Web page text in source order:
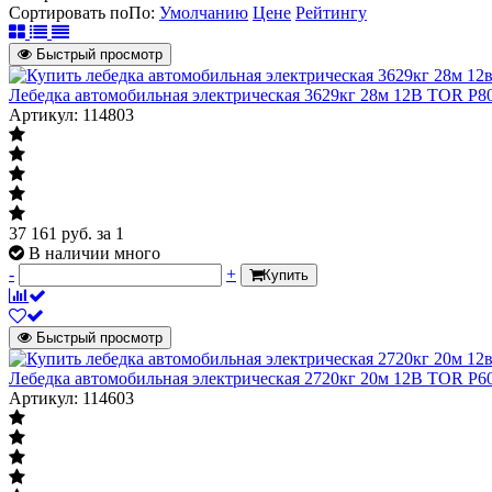
Сортировать поПо: Умолчанию Цене Рейтингу
Быстрый просмотр
Лебедка автомобильная электрическая 3629кг 28м 12В TOR
Артикул: 114803
37 161 руб. за 1
В наличии много
-
+ Купить
Быстрый просмотр
Лебедка автомобильная электрическая 2720кг 20м 12В TOR
Артикул: 114603